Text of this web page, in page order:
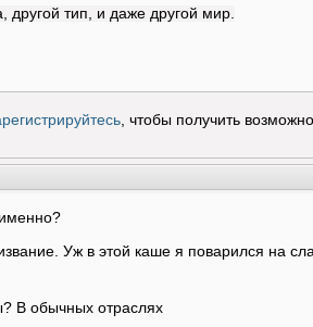
другой тип, и даже другой мир.
, чтобы получить
Уж в этой каше я поварился на
В обычных отраслях